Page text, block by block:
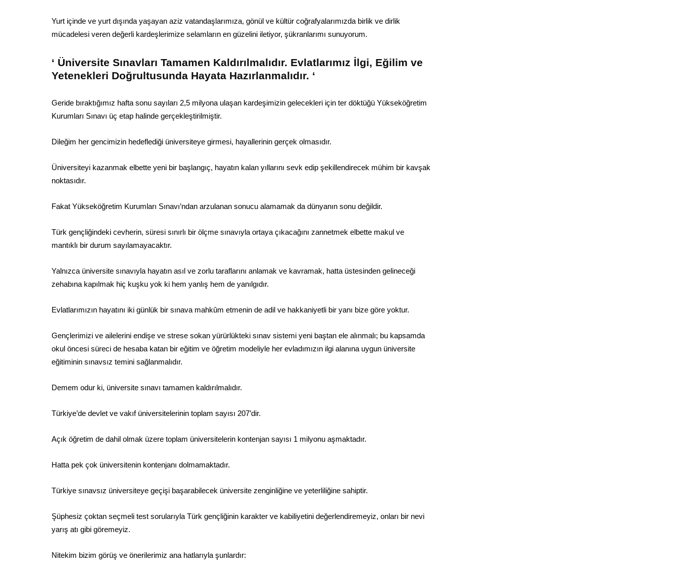
Yurt içinde ve yurt dışında yaşayan aziz vatandaşlarımıza, gönül ve kültür coğrafyalarımızda birlik ve dirlik
mücadelesi veren değerli kardeşlerimize selamların en güzelini iletiyor, şükranlarımı sunuyorum.
‘ Üniversite Sınavları Tamamen Kaldırılmalıdır. Evlatlarımız İlgi, Eğilim ve
Yetenekleri Doğrultusunda Hayata Hazırlanmalıdır. ‘
Geride bıraktığımız hafta sonu sayıları 2,5 milyona ulaşan kardeşimizin gelecekleri için ter döktüğü Yükseköğretim
Kurumları Sınavı üç etap halinde gerçekleştirilmiştir.
Dileğim her gencimizin hedeflediği üniversiteye girmesi, hayallerinin gerçek olmasıdır.
Üniversiteyi kazanmak elbette yeni bir başlangıç, hayatın kalan yıllarını sevk edip şekillendirecek mühim bir kavşak
noktasıdır.
Fakat Yükseköğretim Kurumları Sınavı’ndan arzulanan sonucu alamamak da dünyanın sonu değildir.
Türk gençliğindeki cevherin, süresi sınırlı bir ölçme sınavıyla ortaya çıkacağını zannetmek elbette makul ve
mantıklı bir durum sayılamayacaktır.
Yalnızca üniversite sınavıyla hayatın asıl ve zorlu taraflarını anlamak ve kavramak, hatta üstesinden gelineceği
zehabına kapılmak hiç kuşku yok ki hem yanlış hem de yanılgıdır.
Evlatlarımızın hayatını iki günlük bir sınava mahkûm etmenin de adil ve hakkaniyetli bir yanı bize göre yoktur.
Gençlerimizi ve ailelerini endişe ve strese sokan yürürlükteki sınav sistemi yeni baştan ele alınmalı; bu kapsamda
okul öncesi süreci de hesaba katan bir eğitim ve öğretim modeliyle her evladımızın ilgi alanına uygun üniversite
eğitiminin sınavsız temini sağlanmalıdır.
Demem odur ki, üniversite sınavı tamamen kaldırılmalıdır.
Türkiye’de devlet ve vakıf üniversitelerinin toplam sayısı 207’dir.
Açık öğretim de dahil olmak üzere toplam üniversitelerin kontenjan sayısı 1 milyonu aşmaktadır.
Hatta pek çok üniversitenin kontenjanı dolmamaktadır.
Türkiye sınavsız üniversiteye geçişi başarabilecek üniversite zenginliğine ve yeterliliğine sahiptir.
Şüphesiz çoktan seçmeli test sorularıyla Türk gençliğinin karakter ve kabiliyetini değerlendiremeyiz, onları bir nevi
yarış atı gibi göremeyiz.
Nitekim bizim görüş ve önerilerimiz ana hatlarıyla şunlardır: